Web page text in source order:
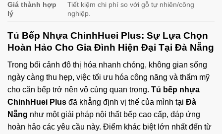
Giá thành hợp
lý
Tiết kiệm chi phí so với gỗ tự nhiên/công
nghiệp.
Tủ Bếp Nhựa ChinhHuei Plus: Sự Lựa Chọn
Hoàn Hảo Cho Gia Đình Hiện Đại Tại Đà Nẵng
Trong bối cảnh đô thị hóa nhanh chóng, không gian sống
ngày càng thu hẹp, việc tối ưu hóa công năng và thẩm mỹ
cho căn bếp trở nên vô cùng quan trọng. Tủ bếp nhựa
ChinhHuei Plus đã khẳng định vị thế của mình tại Đà
Nẵng như một giải pháp nội thất bếp cao cấp, đáp ứng
hoàn hảo các yêu cầu này. Điểm khác biệt lớn nhất đến từ